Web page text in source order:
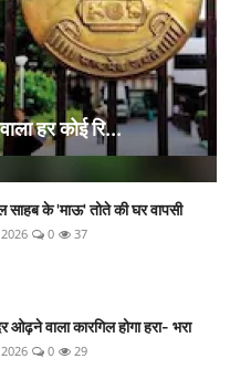
हर कोई रि...
साहब के 'माऊ' तोते की घर वापसी
0 37
ओढ़ने वाला कारगिल होगा हरा- भरा
0 29